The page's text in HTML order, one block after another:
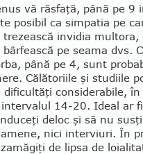
vă răsfaţă, până pe 9
posibil ca sim­patia pe
trezească in­vidia multora,
bârfească pe seama dvs.
pâ­nă pe 4, sunt
Călătoriile şi studiile
dificultăţi considerabile, în
14-20. Ideal ar
deloc şi să nu
nici inter­viuri. În
de lipsa de